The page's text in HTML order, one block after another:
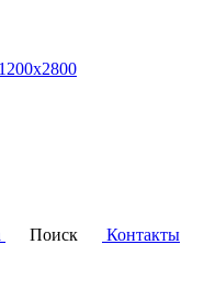
Поиск
Контакты